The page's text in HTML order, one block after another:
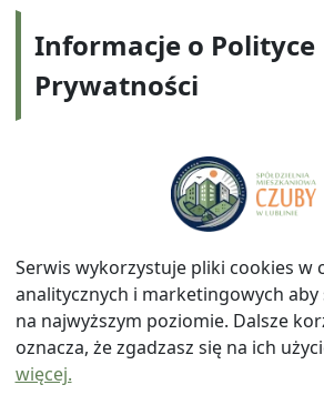
ul. Watykańska 6, 20-538 Lublin
Telefon: 814641700 E-mail:
© 2026
Informacje o Polityce
Prywatności
Serwis wykorzystuje pliki cookies w
analitycznych i marketingowych aby
na najwyższym poziomie. Dalsze
oznacza, że zgadzasz się na ich
więcej.